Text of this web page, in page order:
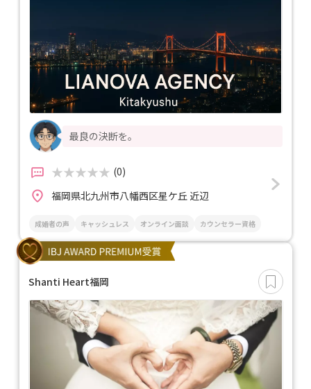
最良の決断を。
(0)
福岡県北九州市八幡西区星ケ丘 近辺
成婚者の声 キャッシュレス オンライン面談 カウンセラー資格
Shanti Heart福岡